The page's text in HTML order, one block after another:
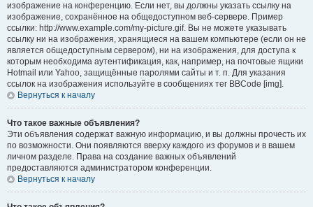
изображение на конференцию. Если нет, вы должны указать ссылку на
изображение, сохранённое на общедоступном веб-сервере. Пример
ссылки: http://www.example.com/my-picture.gif. Вы не можете указывать
ссылку ни на изображения, хранящиеся на вашем компьютере (если он не
является общедоступным сервером), ни на изображения, для доступа к
которым необходима аутентификация, как, например, на почтовые ящики
Hotmail или Yahoo, защищённые паролями сайты и т. п. Для указания
ссылок на изображения используйте в сообщениях тег BBCode [img].
Вернуться к началу
Что такое важные объявления?
Эти объявления содержат важную информацию, и вы должны прочесть их
по возможности. Они появляются вверху каждого из форумов и в вашем
личном разделе. Права на создание важных объявлений
предоставляются администратором конференции.
Вернуться к началу